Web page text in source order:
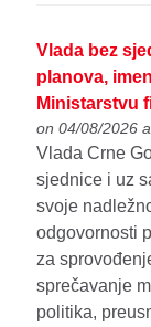
Vlada bez
planova,
Ministarstvu
on 04/08/2026
Vlada Crne
sjednice i uz
svoje
odgovornosti
za
sprečavanje
politika,